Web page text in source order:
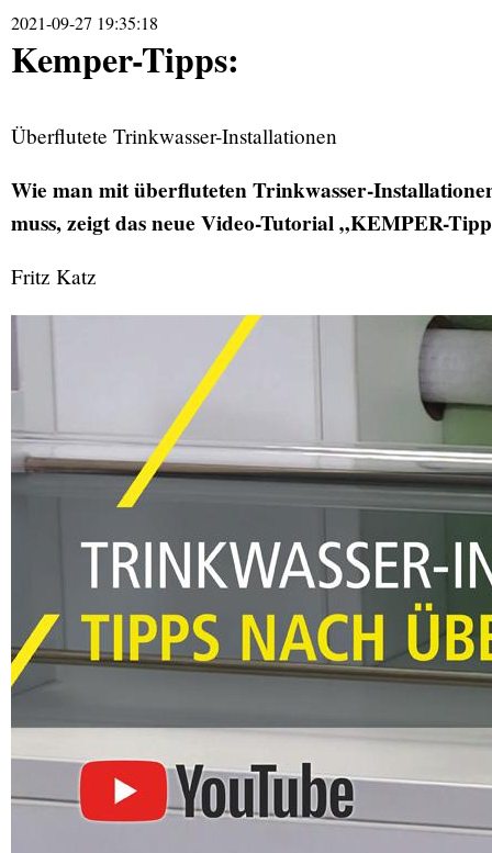
2021-09-27 19:35:18
Kemper-Tipps:
Überflutete Trinkwasser-Installationen
Wie man mit überfluteten Trinkwasser-
muss, zeigt das neue Video-Tutorial „KEMPER-
Fritz Katz